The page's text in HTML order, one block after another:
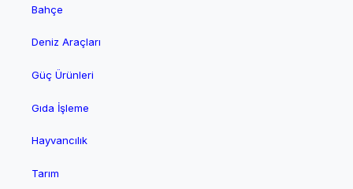
Bahçe
Deniz Araçları
Güç Ürünleri
Gıda İşleme
Hayvancılık
Tarım